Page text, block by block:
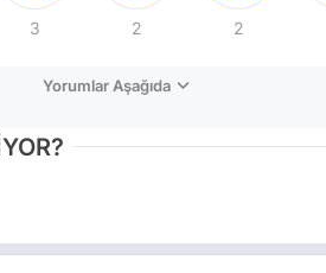
3 2 2
Yorumlar Aşağıda